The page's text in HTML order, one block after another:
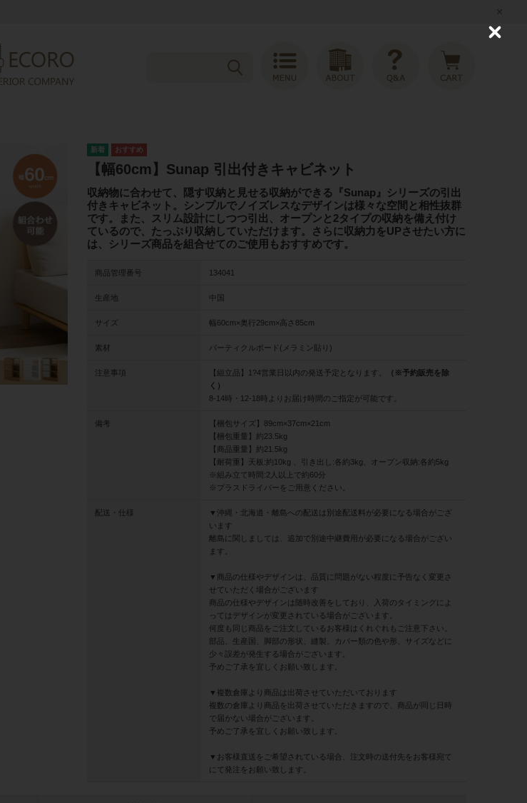
【幅60cm】Sunap 引出付きキャビネット
収納物に合わせて、隠す収納と見せる収納ができる『Sunap』シリーズの引出
付きキャビネット。シンプルでノイズレスなデザインは様々な空間と相性抜群
です。また、スリム設計にしつつ引出、オープンと2タイプの収納を備え付け
ているので、たっぷり収納していただけます。さらに収納力をUPさせたい方に
は、シリーズ商品を組合せてのご使用もおすすめです。
商品管理番号 134041
生産地 中国
サイズ 幅60cm×奥行29cm×高さ85cm
素材 パーティクルボード(メラミン貼り)
注意事項 【組立品】1?4営業日以内の発送予定となります。
（※予約販売を除
く）
8-14時・12-18時よりお届け時間のご指定が可能です。
備考
【梱包サイズ】89cm×37cm×21cm
【梱包重量】約23.5kg
【商品重量】約21.5kg
【耐荷重】天板:約10kg 、引き出し:各約3kg、オープン収納:各約5kg
※組み立て時間:2人以上で約60分
※プラスドライバーをご用意ください。
配送・仕様
▼沖縄・北海道・離島への配送は別途配送料が必要になる場合がござ
います
離島に関しましては、追加で別途中継費用が必要になる場合がござい
ます。
▼商品の仕様やデザインは、品質に問題がない程度に予告なく変更さ
せていただく場合がございます
商品の仕様やデザインは随時改善をしており、入荷のタイミングによ
ってはデザインが変更されている場合がございます。
何度も同じ商品をご注文しているお客様はくれぐれもご注意下さい。
部品、生産国、脚部の形状、縫製、カバー類の色や形、サイズなどに
少々誤差が発生する場合がございます。
予めご了承を宜しくお願い致します。
▼複数倉庫より商品は出荷させていただいております
複数の倉庫より商品を出荷させていただきますので、商品が同じ日時
で届かない場合がございます。
予めご了承を宜しくお願い致します。
▼お客様直送をご希望されている場合、注文時の送付先をお客様宛て
にて発注をお願い致します。
C